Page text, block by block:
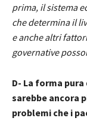
prima, il sistema
che determina il
e anche altri
governative
D- La forma
sarebbe ancora
problemi che i